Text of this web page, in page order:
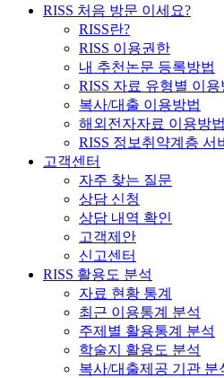
RISS 처음 방문 이세요?
RISS란?
RISS 이용권한
내 추천논문 등록방법
RISS 자료 유형별 이용
복사/대출 이용방법
해외전자자료 이용방법
RISS 정보취약계층 서
고객센터
자주 찾는 질문
상담 신청
상담 내역 확인
고객제안
신고센터
RISS 활용도 분석
자료 현황 통계
최근 이용통계 분석
주제별 활용통계 분석
학술지 활용도 분석
복사/대출제공 기관 분